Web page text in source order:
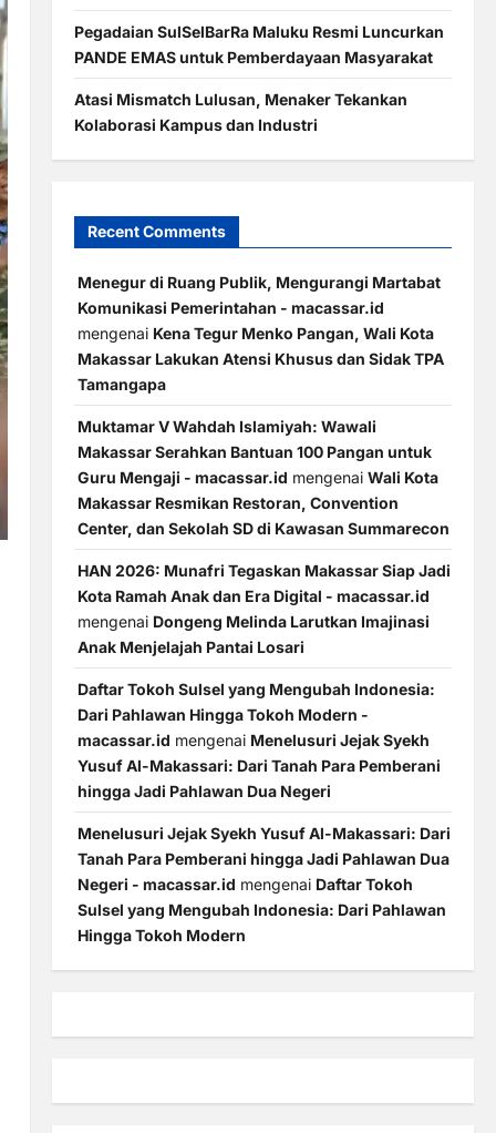
Pegadaian SulSelBarRa Maluku Resmi Luncurkan
PANDE EMAS untuk Pemberdayaan Masyarakat
Atasi Mismatch Lulusan, Menaker Tekankan
Kolaborasi Kampus dan Industri
Recent Comments
Menegur di Ruang Publik, Mengurangi Martabat
Komunikasi Pemerintahan - macassar.id
mengenai Kena Tegur Menko Pangan, Wali Kota
Makassar Lakukan Atensi Khusus dan Sidak TPA
Tamangapa
Muktamar V Wahdah Islamiyah: Wawali
Makassar Serahkan Bantuan 100 Pangan untuk
Guru Mengaji - macassar.id mengenai Wali Kota
Makassar Resmikan Restoran, Convention
Center, dan Sekolah SD di Kawasan Summarecon
HAN 2026: Munafri Tegaskan Makassar Siap Jadi
Kota Ramah Anak dan Era Digital - macassar.id
mengenai Dongeng Melinda Larutkan Imajinasi
Anak Menjelajah Pantai Losari
Daftar Tokoh Sulsel yang Mengubah Indonesia:
Dari Pahlawan Hingga Tokoh Modern -
macassar.id mengenai Menelusuri Jejak Syekh
Yusuf Al-Makassari: Dari Tanah Para Pemberani
hingga Jadi Pahlawan Dua Negeri
Menelusuri Jejak Syekh Yusuf Al-Makassari: Dari
Tanah Para Pemberani hingga Jadi Pahlawan Dua
Negeri - macassar.id mengenai Daftar Tokoh
Sulsel yang Mengubah Indonesia: Dari Pahlawan
Hingga Tokoh Modern